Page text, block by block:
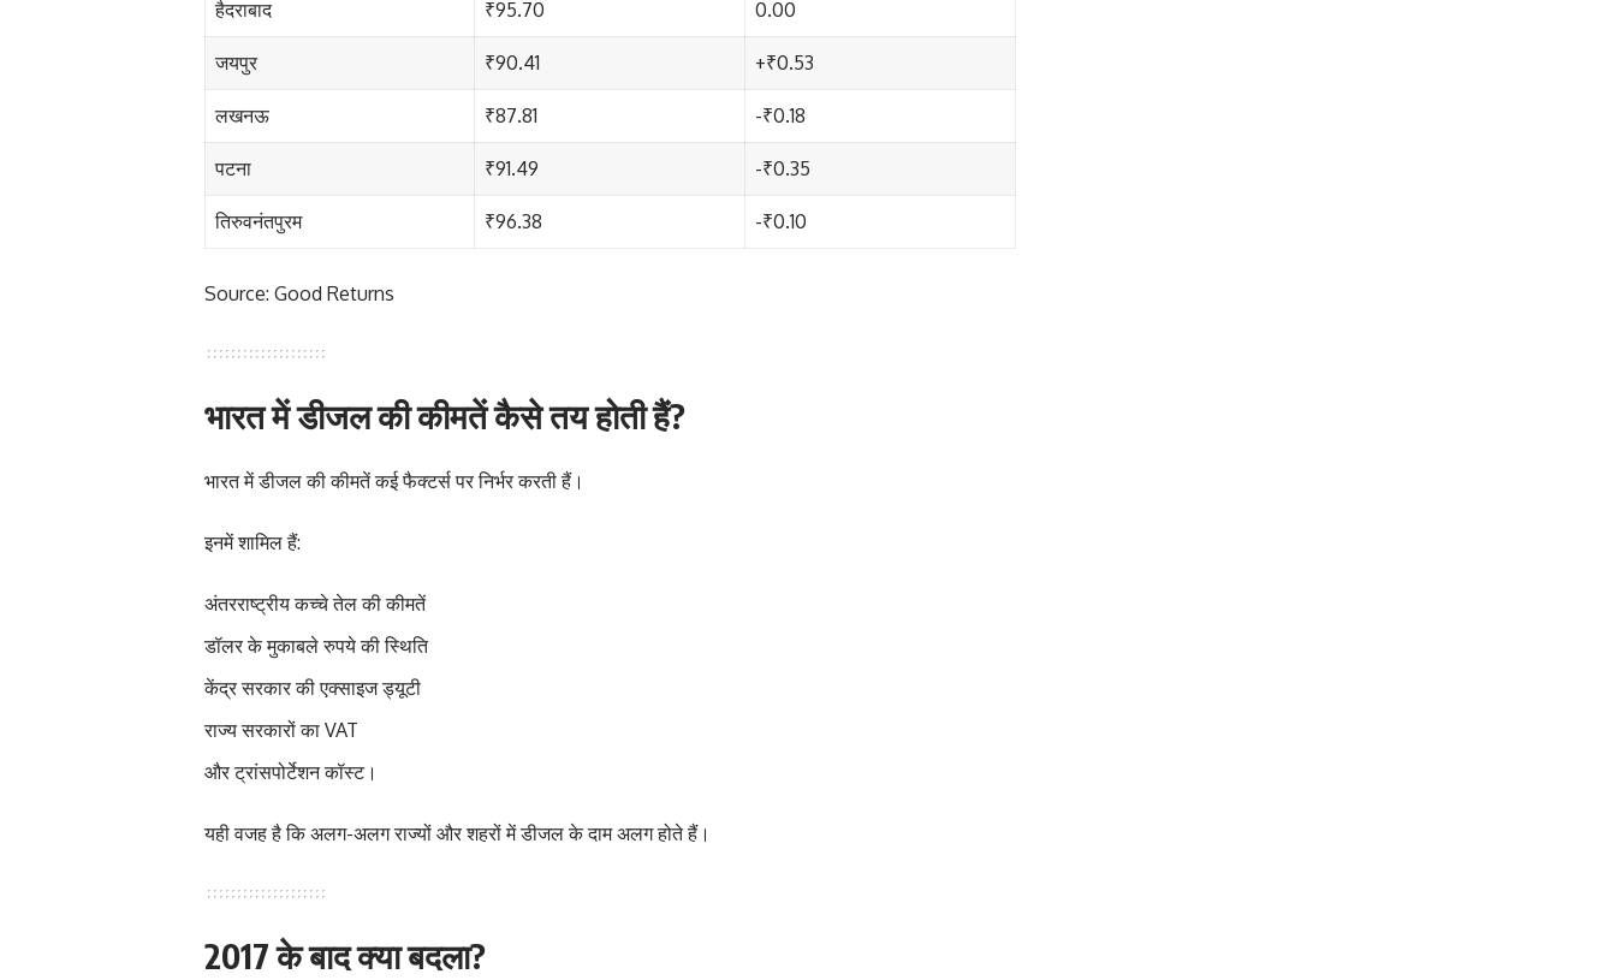
हैदराबाद ₹95.70 0.00
जयपुर ₹90.41 +₹0.53
लखनऊ ₹87.81 -₹0.18
पटना ₹91.49 -₹0.35
तिरुवनंतपुरम ₹96.38 -₹0.10
Source: Good Returns
भारत में डीजल की कीमतें कैसे तय होती हैं?
भारत में डीजल की कीमतें कई फैक्टर्स पर निर्भर करती हैं।
इनमें शामिल हैं:
अंतरराष्ट्रीय कच्चे तेल की कीमतें
डॉलर के मुकाबले रुपये की स्थिति
केंद्र सरकार की एक्साइज ड्यूटी
राज्य सरकारों का VAT
और ट्रांसपोर्टेशन कॉस्ट।
यही वजह है कि अलग-अलग राज्यों और शहरों में डीजल के दाम अलग होते हैं।
2017 के बाद क्या बदला?